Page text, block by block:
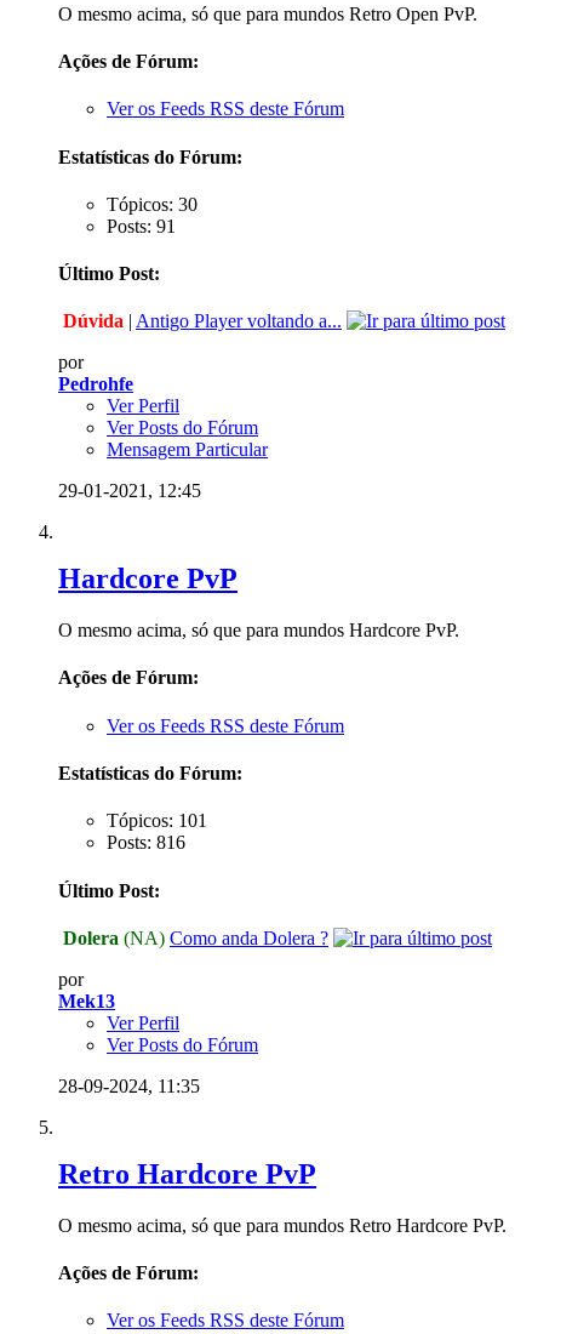
O mesmo acima, só que para mundos Retro Open PvP.
Ações de Fórum:
Ver os Feeds RSS deste Fórum
Estatísticas do Fórum:
Tópicos: 30
Posts: 91
Último Post:
Dúvida | Antigo Player voltando a...
por
Pedrohfe
Ver Perfil
Ver Posts do Fórum
Mensagem Particular
29-01-2021, 12:45
Hardcore PvP
O mesmo acima, só que para mundos Hardcore PvP.
Ações de Fórum:
Ver os Feeds RSS deste Fórum
Estatísticas do Fórum:
Tópicos: 101
Posts: 816
Último Post:
Dolera (NA) Como anda Dolera ?
por
Mek13
Ver Perfil
Ver Posts do Fórum
28-09-2024, 11:35
Retro Hardcore PvP
O mesmo acima, só que para mundos Retro Hardcore PvP.
Ações de Fórum:
Ver os Feeds RSS deste Fórum